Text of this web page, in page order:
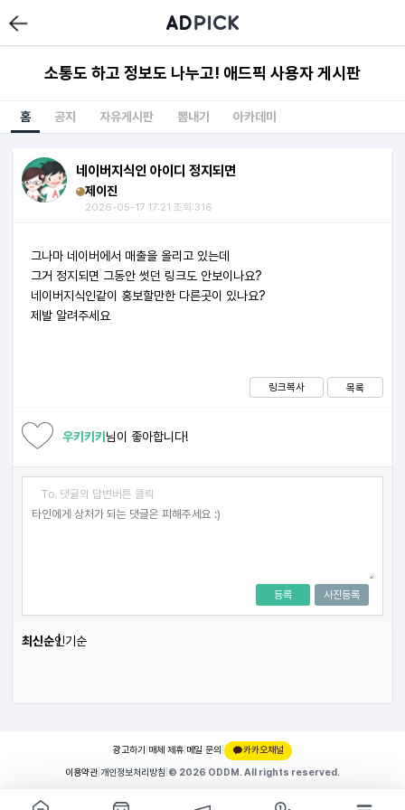
소통도 하고 정보도 나누고! 애드픽 사용자 게시판
홈 공지 자유게시판 뽐내기 아카데미
네이버지식인 아이디 정지되면
제이진
2026-05-17 17:21 조회:316
그나마 네이버에서 매출을 올리고 있는데
그거 정지되면 그동안 썻던 링크도 안보이나요?
네이버지식인같이 홍보할만한 다른곳이 있나요?
제발 알려주세요
링크복사 목록
우키키키 님이 좋아합니다!
To. 댓글의 답변버튼 클릭
사진등록
등록
최신순인기순
광고하기 매체 제휴 메일 문의 |
카카오채널
이용약관 개인정보처리방침 © 2026 ODDM. All rights reserved.